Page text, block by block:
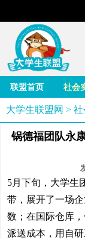
联盟首页 社会
大学生联盟网 > 社
锅德福团队永
5月下旬，大学生
带，展开了一场
数；在国际仓库
派送成本，用自